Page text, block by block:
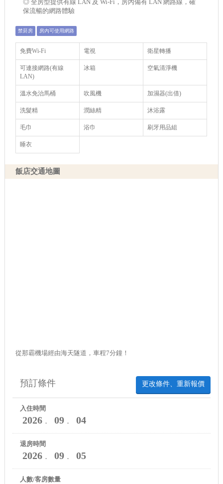
◎ 全房型提供有線 LAN 及 Wi-Fi，房內備有 LAN 網路線，確
保流暢的網路體驗
禁菸房 房內可使用網路
免費Wi-Fi 電視 衛星轉播
可連接網路(有線
LAN)
冰箱 空氣清淨機
溫水免治馬桶 吹風機 加濕器(出借)
洗髮精 潤絲精 沐浴露
毛巾 浴巾 刷牙用品組
睡衣
飯店交通地圖
從那霸機場經由海天隧道，車程7分鐘！
更改條件、重新報價
預訂條件
入住時間
2026． 09． 04
退房時間
2026． 09． 05
人數/客房數量